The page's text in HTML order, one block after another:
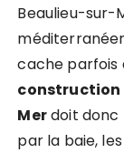
Beaulieu-sur-
cache parfois
construction
Merdoit donc
par la baie,